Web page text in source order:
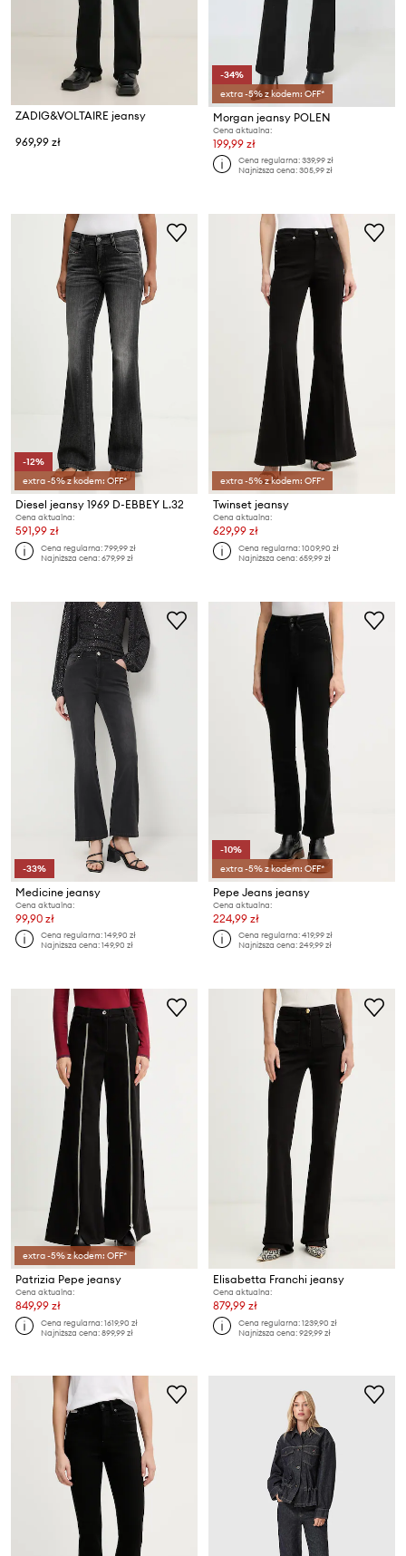
ZADIG&VOLTAIRE jeansy
969,99 zł
-34%
extra -5% z kodem: OFF*
Morgan jeansy POLEN
Cena aktualna:
199,99 zł
Cena regularna:339,99 zł
Najniższa cena:305,99 zł
-12%
extra -5% z kodem: OFF*
Diesel jeansy 1969 D-EBBEY L.32
Cena aktualna:
591,99 zł
Cena regularna:799,99 zł
Najniższa cena:679,99 zł
extra -5% z kodem: OFF*
Twinset jeansy
Cena aktualna:
629,99 zł
Cena regularna:1009,90 zł
Najniższa cena:659,99 zł
-33%
Medicine jeansy
Cena aktualna:
99,90 zł
Cena regularna:149,90 zł
Najniższa cena:149,90 zł
-10%
extra -5% z kodem: OFF*
Pepe Jeans jeansy
Cena aktualna:
224,99 zł
Cena regularna:419,99 zł
Najniższa cena:249,99 zł
extra -5% z kodem: OFF*
Patrizia Pepe jeansy
Cena aktualna:
849,99 zł
Cena regularna:1619,90 zł
Najniższa cena:899,99 zł
Elisabetta Franchi jeansy
Cena aktualna:
879,99 zł
Cena regularna:1239,90 zł
Najniższa cena:929,99 zł